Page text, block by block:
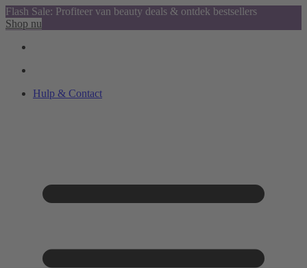
Flash Sale: Profiteer van beauty deals & ontdek bestsellers
Shop nu
Hulp & Contact